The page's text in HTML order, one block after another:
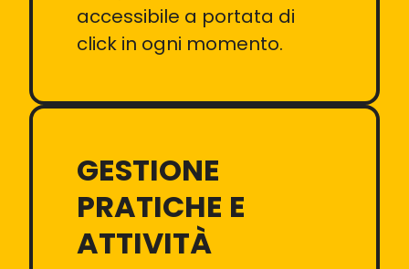
accessibile a portata di
click in ogni momento.
GESTIONE
PRATICHE E
ATTIVITÀ